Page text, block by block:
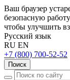
Ваш браузер
безопасную
чтобы улучшить
Русский язык
RU EN
+7 (800) 700-52-52
Поиск